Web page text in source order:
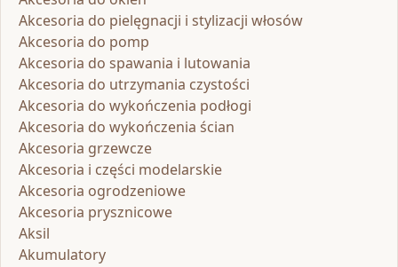
Akcesoria do pielęgnacji i stylizacji włosów
Akcesoria do pomp
Akcesoria do spawania i lutowania
Akcesoria do utrzymania czystości
Akcesoria do wykończenia podłogi
Akcesoria do wykończenia ścian
Akcesoria grzewcze
Akcesoria i części modelarskie
Akcesoria ogrodzeniowe
Akcesoria prysznicowe
Aksil
Akumulatory